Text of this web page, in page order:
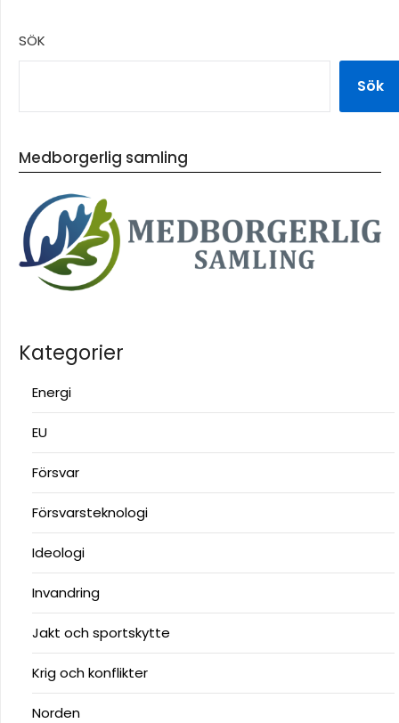
SÖK
Sök
Medborgerlig samling
Kategorier
Energi
EU
Försvar
Försvarsteknologi
Ideologi
Invandring
Jakt och sportskytte
Krig och konflikter
Norden